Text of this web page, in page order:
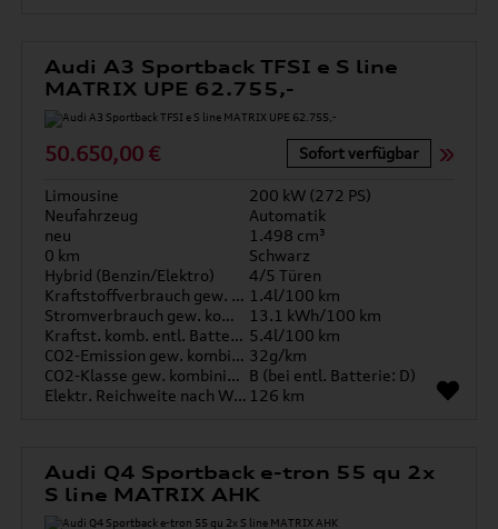
Audi A3 Sportback TFSI e S line
MATRIX UPE 62.755,-
50.650,00 € Sofort verfügbar
Limousine
200 kW (272 PS)
Neufahrzeug
Automatik
neu
1.498 cm³
0 km
Schwarz
Hybrid (Benzin/Elektro)
4/5 Türen
Kraftstoffverbrauch gew. kombiniert 1.4l/100 km
Stromverbrauch gew. kombiniert
13.1 kWh/100 km
Kraftst. komb. entl. Batterie 5.4l/100 km
CO2-Emission gew. kombiniert 32g/km
CO2-Klasse gew. kombiniert B (bei entl. Batterie: D)
Elektr. Reichweite nach WLTP* 126 km
Audi Q4 Sportback e-tron 55 qu 2x
S line MATRIX AHK